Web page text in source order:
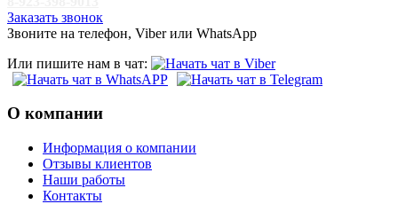
Заказать звонок
Звоните на телефон, Viber или WhatsApp
Или пишите нам в чат:
О компании
Информация о компании
Отзывы клиентов
Наши работы
Контакты